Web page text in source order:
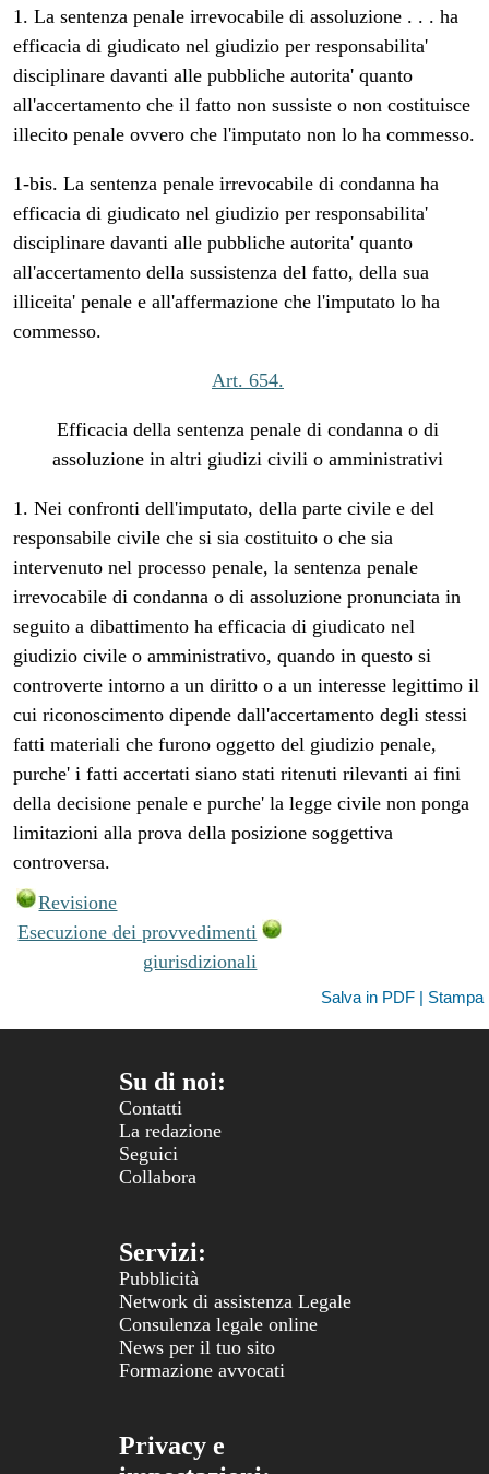
1. La sentenza penale irrevocabile di assoluzione . . . ha
efficacia di giudicato nel giudizio per responsabilita'
disciplinare davanti alle pubbliche autorita' quanto
all'accertamento che il fatto non sussiste o non costituisce
illecito penale ovvero che l'imputato non lo ha commesso.
1-bis. La sentenza penale irrevocabile di condanna ha
efficacia di giudicato nel giudizio per responsabilita'
disciplinare davanti alle pubbliche autorita' quanto
all'accertamento della sussistenza del fatto, della sua
illiceita' penale e all'affermazione che l'imputato lo ha
commesso.
Art. 654.
Efficacia della sentenza penale di condanna o di
assoluzione in altri giudizi civili o amministrativi
1. Nei confronti dell'imputato, della parte civile e del
responsabile civile che si sia costituito o che sia
intervenuto nel processo penale, la sentenza penale
irrevocabile di condanna o di assoluzione pronunciata in
seguito a dibattimento ha efficacia di giudicato nel
giudizio civile o amministrativo, quando in questo si
controverte intorno a un diritto o a un interesse legittimo il
cui riconoscimento dipende dall'accertamento degli stessi
fatti materiali che furono oggetto del giudizio penale,
purche' i fatti accertati siano stati ritenuti rilevanti ai fini
della decisione penale e purche' la legge civile non ponga
limitazioni alla prova della posizione soggettiva
controversa.
Revisione
Esecuzione dei provvedimenti
giurisdizionali
Salva in PDF | Stampa
Su di noi:
Contatti
La redazione
Seguici
Collabora
Servizi:
Pubblicità
Network di assistenza Legale
Consulenza legale online
News per il tuo sito
Formazione avvocati
Privacy e